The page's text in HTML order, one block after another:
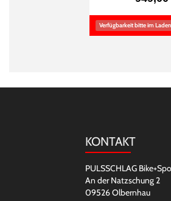
Verfügbarkeit bitte im
KONTAKT
PULSSCHLAG
An der Natzschung 2
09526 Olbernhau